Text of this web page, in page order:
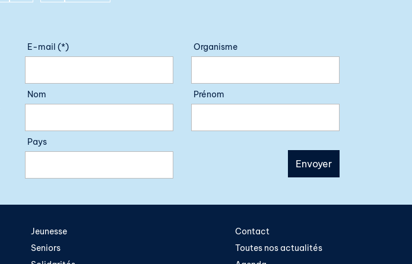
E-mail (*) Organisme
Nom Prénom
Pays
Jeunesse
Seniors
Contact
Toutes nos actualités